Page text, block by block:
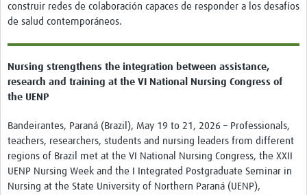
construir redes de colaboración capaces de responder a los desafíos
de salud contemporáneos.
Nursing strengthens the integration between assistance,
research and training at the VI National Nursing Congress of
the UENP
Bandeirantes, Paraná (Brazil), May 19 to 21, 2026 – Professionals,
teachers, researchers, students and nursing leaders from different
regions of Brazil met at the VI National Nursing Congress, the XXII
UENP Nursing Week and the I Integrated Postgraduate Seminar in
Nursing at the State University of Northern Paraná (UENP),